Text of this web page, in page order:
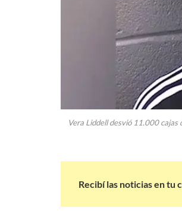
Vera Liddell desvió 11.000
Recibí las noticias en tu